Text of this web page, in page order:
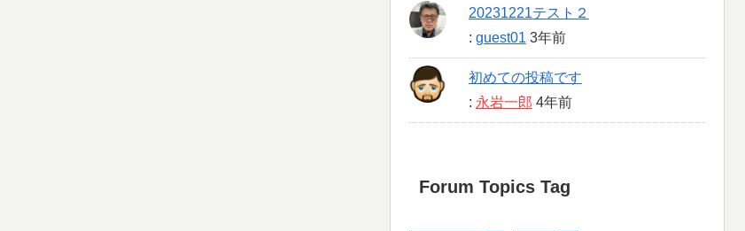
20231221テスト２
: guest01 3年前
初めての投稿です
: 永岩一郎 4年前
Forum Topics Tag